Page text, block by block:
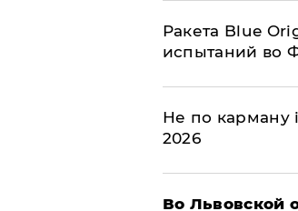
Ракета Blue
испытаний во
Не по карману
2026
Во Львовской